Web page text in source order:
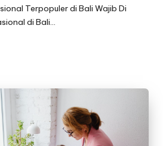
Terpopuler di Bali Wajib Di
di Bali…